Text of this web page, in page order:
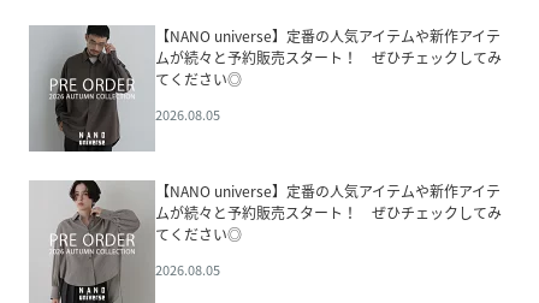
【NANO universe】定番の人気アイテムや新作アイテ
ムが続々と予約販売スタート！ ぜひチェックしてみ
てください◎
2026.08.05
【NANO universe】定番の人気アイテムや新作アイテ
ムが続々と予約販売スタート！ ぜひチェックしてみ
てください◎
2026.08.05